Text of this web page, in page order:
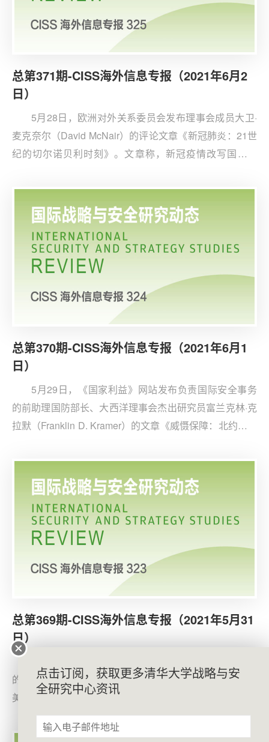
总第371期-CISS海外信息专报（2021年6月2
日）
5月28日，欧洲对外关系委员会发布理事会成员大卫·
麦克奈尔（David McNair）的评论文章《新冠肺炎：21世
纪的切尔诺贝利时刻》。文章称，新冠疫情改写国际格
界秩序，但是目前西方国家的政策应对并不成功。
总第370期-CISS海外信息专报（2021年6月1
日）
5月29日，《国家利益》网站发布负责国际安全事务
的前助理国防部长、大西洋理事会杰出研究员富兰克林·克
拉默（Franklin D. Kramer）的文章《威慑保障：北约为何
需要一项提高威慑保障的计划。
总第369期-CISS海外信息专报（2021年5月31
日）
的6万亿美元》。文章指出，拜登于当天公布的价值6万亿
美元2022财年预算案是美国历史上数额最为庞大的预算案
之一。未来十年美国总财政支出将节节攀升，并维持在自
二战结束以来的最高水平（约占GDP的25%）。
点击订阅，获取更多清华大学战略与安
全研究中心资讯